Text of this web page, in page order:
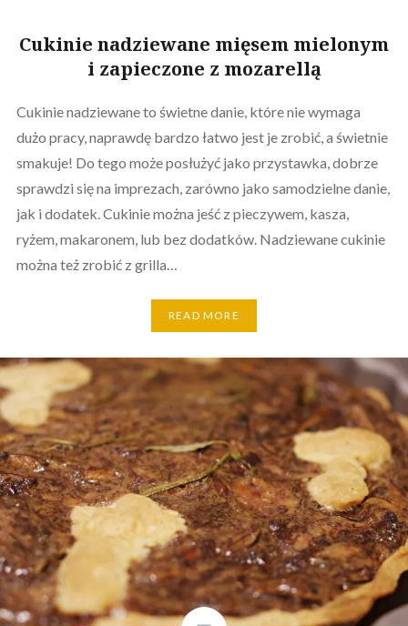
Cukinie nadziewane mięsem mielonym
i zapieczone z mozarellą
Cukinie nadziewane to świetne danie, które nie wymaga
dużo pracy, naprawdę bardzo łatwo jest je zrobić, a świetnie
smakuje! Do tego może posłużyć jako przystawka, dobrze
sprawdzi się na imprezach, zarówno jako samodzielne danie,
jak i dodatek. Cukinie można jeść z pieczywem, kasza,
ryżem, makaronem, lub bez dodatków. Nadziewane cukinie
można też zrobić z grilla…
READ MORE